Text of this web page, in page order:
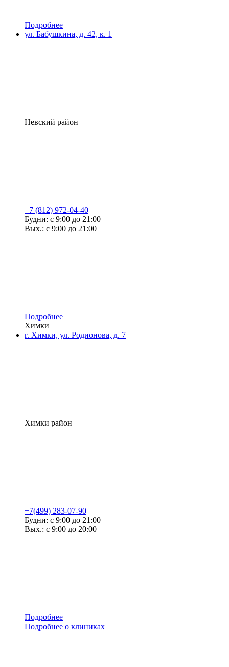
Подробнее
ул. Бабушкина, д. 42, к. 1
Невский район
+7 (812) 972-04-40
Будни: с 9:00 до 21:00
Вых.: с 9:00 до 21:00
Подробнее
Химки
г. Химки, ул. Родионова, д. 7
Химки район
+7(499) 283-07-90
Будни: с 9:00 до 21:00
Вых.: с 9:00 до 20:00
Подробнее
Подробнее о клиниках